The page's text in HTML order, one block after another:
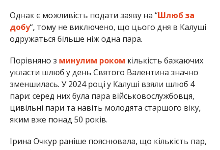
Однак є можливість подати заяву на “Шлюб за
добу“, тому не виключено, що цього дня в Калуші
одружаться більше ніж одна пара.
Порівняно з минулим роком кількість бажаючих
укласти шлюб у день Святого Валентина значно
зменшилась. У 2024 році у Калуші взяли шлюб 4
пари: серед них була пара військовослужбовця,
цивільні пари та навіть молодята старшого віку,
яким вже понад 50 років.
Ірина Очкур раніше пояснювала, що кількість пар,